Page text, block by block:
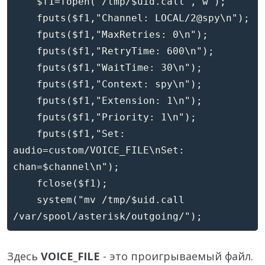
audio=custom/VOICE_FILE\nSet:
chan=$channel\n");
Здесь VOICE_FILE - это проигрываемый файл.